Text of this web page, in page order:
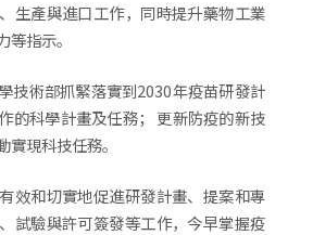
生產與進口工作，同時提升藥物工業
指示。
技術部抓緊落實到2030年疫苗研發計
的科學計畫及任務； 更新防疫的新技
現科技任務。
效和切實地促進研發計畫、提案和專
試驗與許可簽發等工作，今早掌握疫